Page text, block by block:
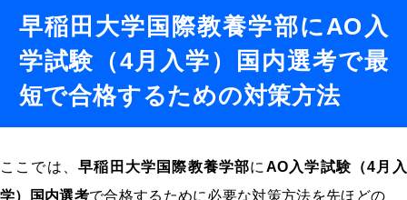
早稲田大学国際教養学部にAO入
学試験（4月入学）国内選考で最
短で合格するための対策方法
ここでは、早稲田大学国際教養学部に AO入学試験（4月入
学）国内選考で合格するために必要な対策方法を先ほどの